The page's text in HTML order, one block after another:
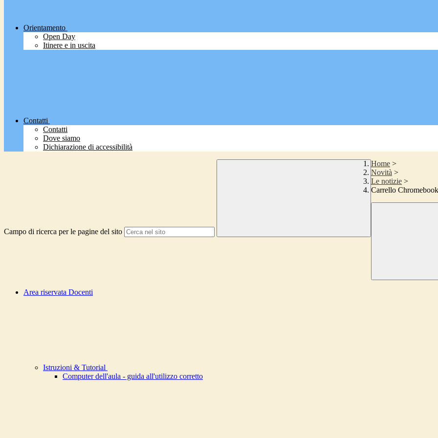
Orientamento
Open Day
Itinere e in uscita
Contatti
Contatti
Dove siamo
Dichiarazione di accessibilità
Campo di ricerca per le pagine del sito
Home >
Novità >
Le notizie >
Carrello
Area riservata Docenti
Istruzioni & Tutorial
Computer dell'aula - guida all'utilizzo corretto